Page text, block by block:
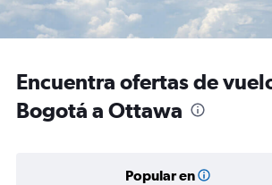
Encuentra ofertas de
Bogotá a Ottawa
Popular en